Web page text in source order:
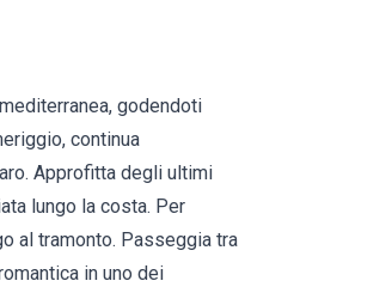
godendoti
continua
Approfitta degli ultimi
lungo la costa. Per
al tramonto. Passeggia tra
in uno dei